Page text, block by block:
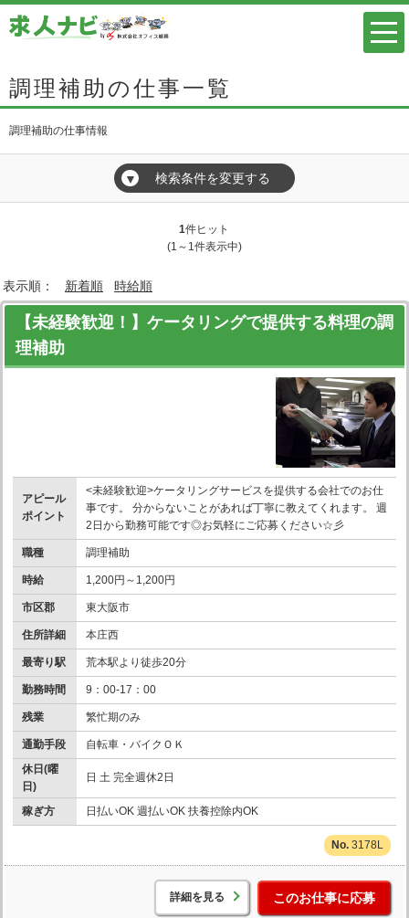
調理補助の仕事一覧
調理補助の仕事情報
▼ 検索条件を変更する
1件ヒット
(1～1件表示中)
表示順： 新着順 時給順
【未経験歓迎！】ケータリングで提供する料理の調
理補助
アピール
ポイント
<未経験歓迎>ケータリングサービスを提供する会社でのお仕
事です。 分からないことがあれば丁寧に教えてくれます。 週
2日から勤務可能です◎お気軽にご応募ください☆彡
職種 調理補助
時給 1,200円～1,200円
市区郡 東大阪市
住所詳細 本庄西
最寄り駅 荒本駅より徒歩20分
勤務時間 9：00-17：00
残業 繁忙期のみ
通勤手段
自転車・バイクＯＫ
休日(曜
日)
日 土 完全週休2日
稼ぎ方 日払いOK 週払いOK 扶養控除内OK
3178L
詳細を見る このお仕事に応募